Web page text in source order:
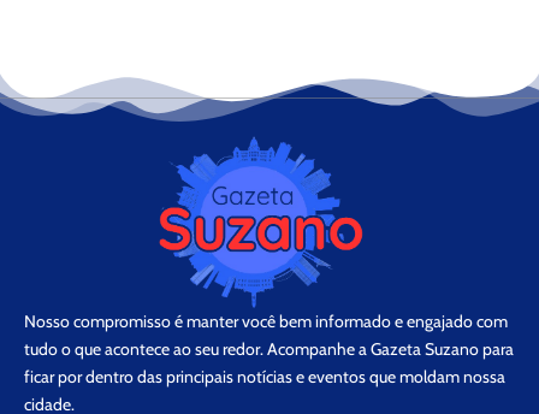
Nosso compromisso é manter você bem informado e engajado com
tudo o que acontece ao seu redor. Acompanhe a Gazeta Suzano para
ficar por dentro das principais notícias e eventos que moldam nossa
cidade.